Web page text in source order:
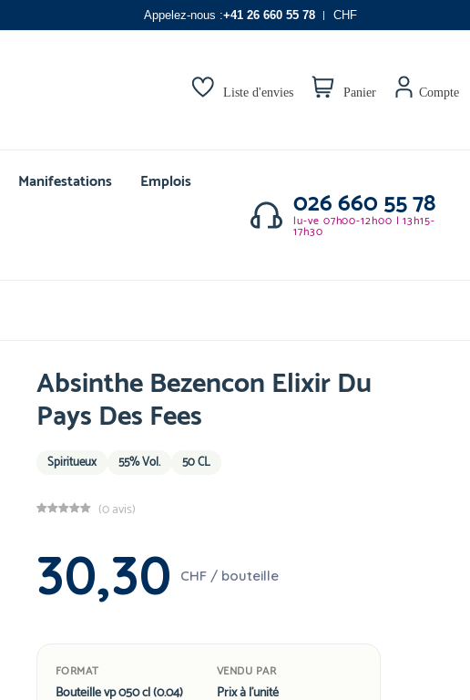
Appelez-nous :+41 26 660 55 78 CHF
Liste d'envies Panier Compte
Manifestations Emplois
026 660 55 78
lu-ve 07h00-12h00 | 13h15-
17h30
Absinthe Bezencon Elixir Du
Pays Des Fees
Spiritueux 55% Vol. 50 CL
(0 avis)
30,30 CHF / bouteille
FORMAT
Bouteille vp 050 cl (0.04)
VENDU PAR
Prix à l'unité